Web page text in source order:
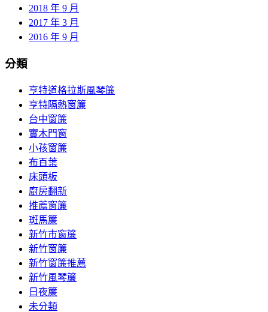
2018 年 9 月
2017 年 3 月
2016 年 9 月
分類
亨特道格拉斯風琴簾
亨特隔熱窗簾
台中窗簾
實木門窗
小孩窗簾
布百葉
床頭板
廚房翻新
推薦窗簾
斑馬簾
新竹市窗簾
新竹窗簾
新竹窗簾推薦
新竹風琴簾
日夜簾
未分類